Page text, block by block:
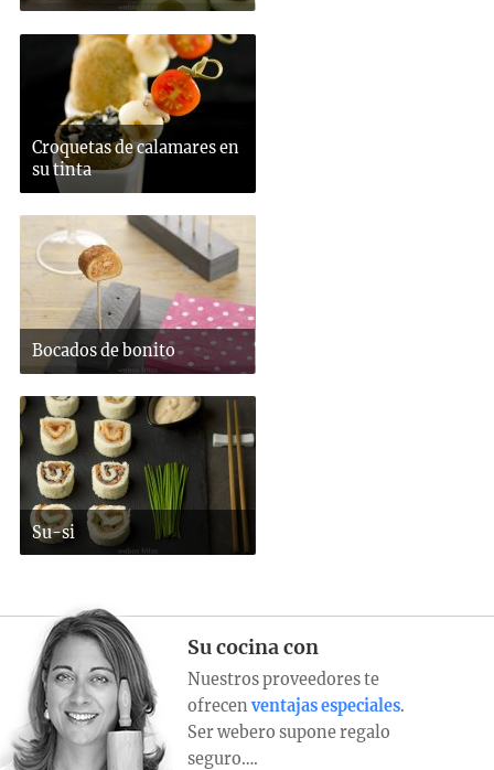
Croquetas de calamares en
su tinta
Bocados de bonito
Su-si
Su cocina con
Nuestros proveedores te
ofrecen ventajas especiales.
Ser webero supone regalo
seguro….